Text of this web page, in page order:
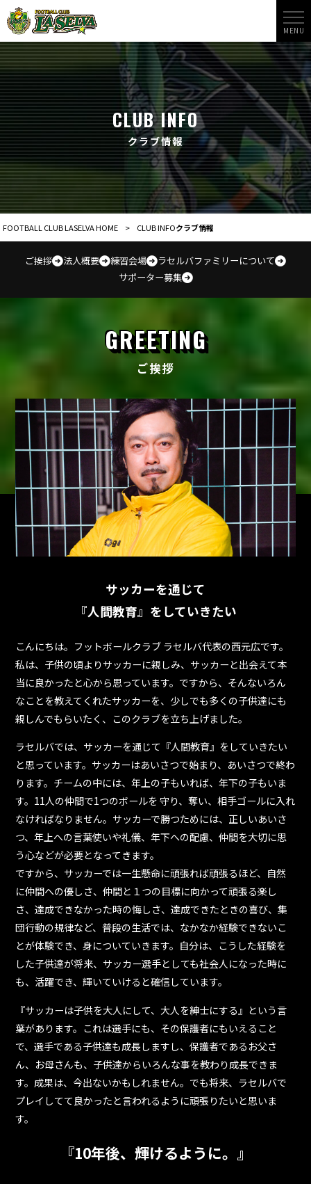
MENU
CLUB INFO
クラブ情報
FOOTBALL CLUB LASELVA HOME > CLUB INFOクラブ情報
ご挨拶 法人概要 練習会場
ラセルバファミリーについて
サポーター募集
GREETING
ご挨拶
サッカーを通じて
『人間教育』をしていきたい
こんにちは。フットボールクラブ ラセルバ代表の西元広です。
私は、子供の頃よりサッカーに親しみ、サッカーと出会えて本
当に良かったと心から思っています。ですから、そんないろん
なことを教えてくれたサッカーを、少しでも多くの子供達にも
親しんでもらいたく、このクラブを立ち上げました。
ラセルバでは、サッカーを通じて『人間教育』をしていきたい
と思っています。サッカーはあいさつで始まり、あいさつで終わ
ります。チームの中には、年上の子もいれば、年下の子もいま
す。11人の仲間で1つのボールを 守り、奪い、相手ゴールに入れ
なければなりません。サッカーで勝つためには、正しいあいさ
つ、年上への言葉使いや礼儀、年下への配慮、仲間を大切に思
う心などが必要となってきます。
ですから、サッカーでは一生懸命に頑張れば頑張るほど、自然
に仲間への優しさ、仲間と１つの目標に向かって頑張る楽し
さ、達成できなかった時の悔しさ、達成できたときの喜び、集
団行動の規律など、普段の生活では、なかなか経験できないこ
とが体験でき、身についていきます。自分は、こうした経験を
した子供達が将来、サッカー選手としても社会人になった時に
も、活躍でき、輝いていけると確信しています。
『サッカーは子供を大人にして、大人を紳士にする』という言
葉があります。これは選手にも、その保護者にもいえること
で、選手である子供達も成長しますし、保護者であるお父さ
ん、お母さんも、子供達からいろんな事を教わり成長できま
す。成果は、今出ないかもしれません。でも将来、ラセルバで
プレイしてて良かったと言われるように頑張りたいと思いま
す。
『10年後、輝けるように。』